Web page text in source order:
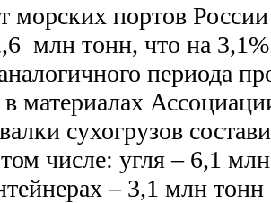
морских портов России
млн тонн, что на
периода
материалах
сухогрузов
числе: угля – 6,1
– 3,1 млн